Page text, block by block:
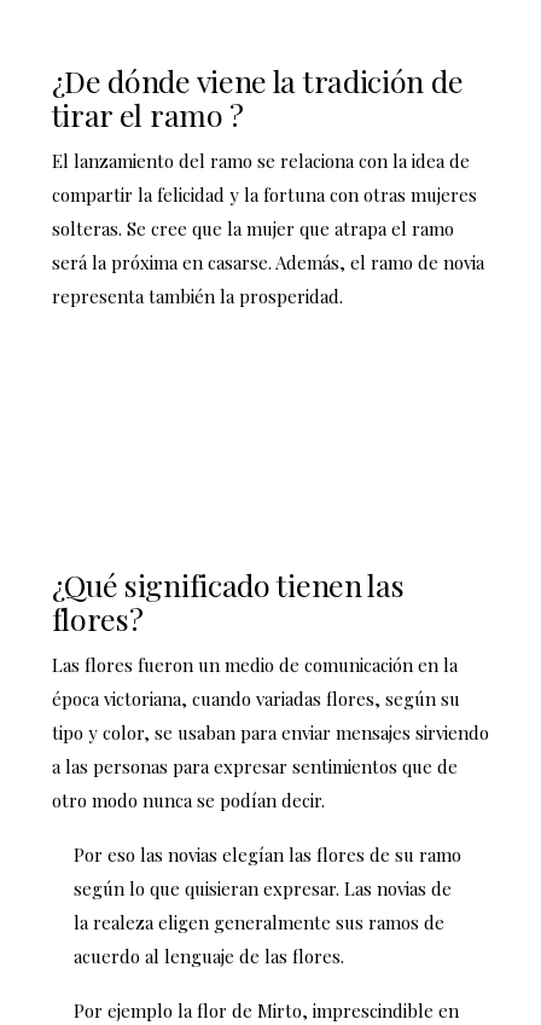
¿De dónde viene la tradición de
tirar el ramo ?
El lanzamiento del ramo se relaciona con la idea de
compartir la felicidad y la fortuna con otras mujeres
solteras. Se cree que la mujer que atrapa el ramo
será la próxima en casarse. Además, el ramo de novia
representa también la prosperidad.
¿Qué significado tienen las
flores?
Las flores fueron un medio de comunicación en la
época victoriana, cuando variadas flores, según su
tipo y color, se usaban para enviar mensajes sirviendo
a las personas para expresar sentimientos que de
otro modo nunca se podían decir.
Por eso las novias elegían las flores de su ramo
según lo que quisieran expresar. Las novias de
la realeza eligen generalmente sus ramos de
acuerdo al lenguaje de las flores.
Por ejemplo laflor de Mirto, imprescindible en